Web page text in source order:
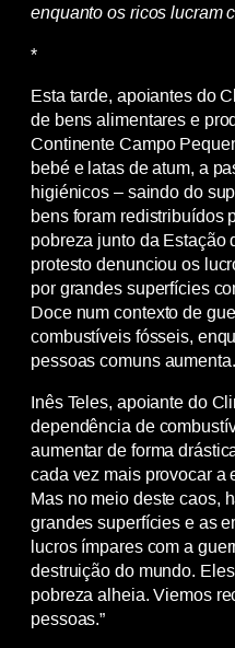
enquanto os ricos lucram
*
Esta tarde, apoiantes do
de bens alimentares e
Continente Campo
bebé e latas de atum, a
higiénicos – saindo do
bens foram redistribuídos
pobreza junto da Estação
protesto denunciou os
por grandes superfícies
Doce num contexto de
combustíveis fósseis,
pessoas comuns aumenta.
Inês Teles, apoiante do
dependência de
aumentar de forma
cada vez mais provocar a
Mas no meio deste caos,
grandes superfícies e as
lucros ímpares com a
destruição do mundo.
pobreza alheia. Viemos
pessoas.”